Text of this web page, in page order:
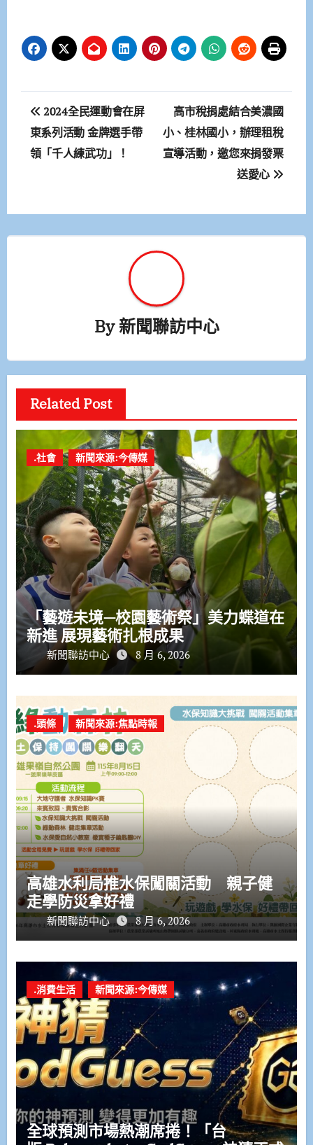
文
章
導
2024全民運動會在屏
東系列活動 金牌選手帶
領「千人練武功」！
高市稅捐處結合美濃國
小、桂林國小，辦理租稅
宣導活動，邀您來捐發票
送愛心
By新聞聯訪中心
Related Post
.社會 新聞來源:今傳媒
「藝遊未境—校園藝術祭」美力蝶道在
新進 展現藝術扎根成果
新聞聯訪中心 8 月 6, 2026
.頭條 新聞來源:焦點時報
高雄水利局推水保闖關活動 親子健
走學防災拿好禮
新聞聯訪中心 8 月 6, 2026
.消費生活 新聞來源:今傳媒
全球預測市場熱潮席捲！「台